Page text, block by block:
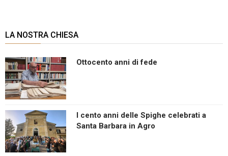
LA NOSTRA CHIESA
Ottocento anni di fede
I cento anni delle Spighe celebrati a
Santa Barbara in Agro